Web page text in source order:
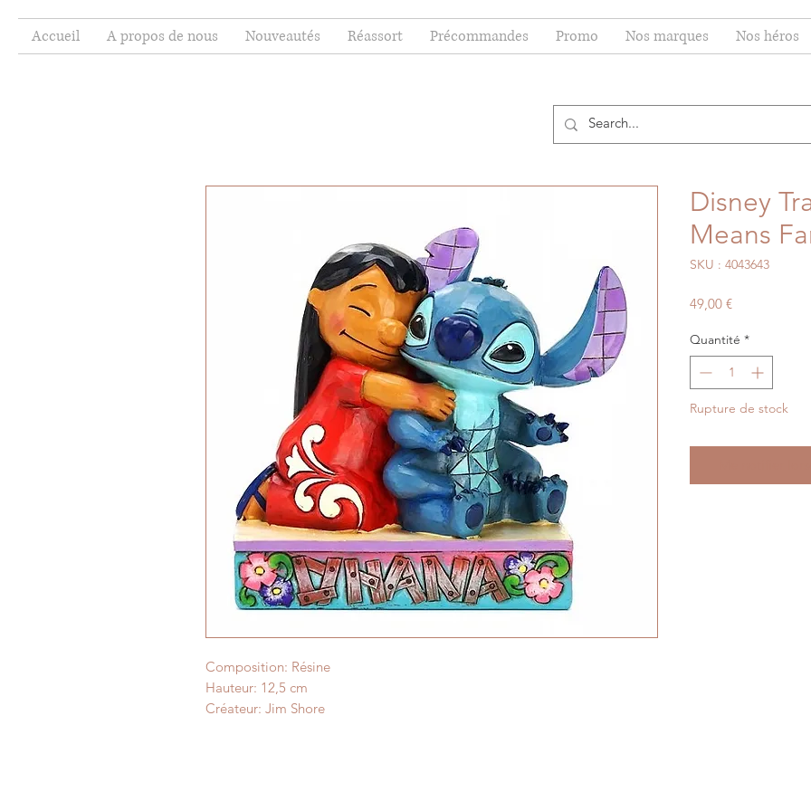
Accueil A propos de nous Nouveautés Réassort Précommandes Promo Nos marques Nos héros
Composition: Résine
Hauteur: 12,5 cm
Créateur: Jim Shore
Disney
Means
SKU : 4043643
49,00 €Prix
Quantité *
Rupture de stock